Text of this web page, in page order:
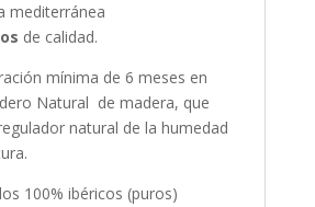
mediterránea
de calidad.
mínima de 6 meses en
Natural de madera, que
natural de la humedad
100% ibéricos (puros)